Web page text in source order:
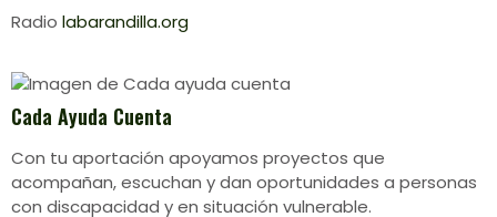
Radio labarandilla.org
Cada Ayuda Cuenta
Con tu aportación apoyamos proyectos que
acompañan, escuchan y dan oportunidades a personas
con discapacidad y en situación vulnerable.